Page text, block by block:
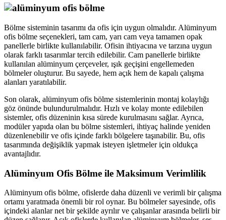
Bölme sisteminin tasarımı da ofis için uygun olmalıdır. Alüminyum
ofis bölme seçenekleri, tam cam, yarı cam veya tamamen opak
panellerle birlikte kullanılabilir. Ofisin ihtiyacına ve tarzına uygun
olarak farklı tasarımlar tercih edilebilir. Cam panellerle birlikte
kullanılan alüminyum çerçeveler, ışık geçişini engellemeden
bölmeler oluşturur. Bu sayede, hem açık hem de kapalı çalışma
alanları yaratılabilir.
Son olarak, alüminyum ofis bölme sistemlerinin montaj kolaylığı
göz önünde bulundurulmalıdır. Hızlı ve kolay monte edilebilen
sistemler, ofis düzeninin kısa sürede kurulmasını sağlar. Ayrıca,
modüler yapıda olan bu bölme sistemleri, ihtiyaç halinde yeniden
düzenlenebilir ve ofis içinde farklı bölgelere taşınabilir. Bu, ofis
tasarımında değişiklik yapmak isteyen işletmeler için oldukça
avantajlıdır.
Alüminyum Ofis Bölme ile Maksimum Verimlilik
Alüminyum ofis bölme, ofislerde daha düzenli ve verimli bir çalışma
ortamı yaratmada önemli bir rol oynar. Bu bölmeler sayesinde, ofis
içindeki alanlar net bir şekilde ayrılır ve çalışanlar arasında belirli bir